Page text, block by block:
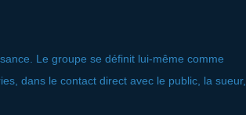
Le groupe se définit lui-même comme
dans le contact direct avec le public, la sueur,